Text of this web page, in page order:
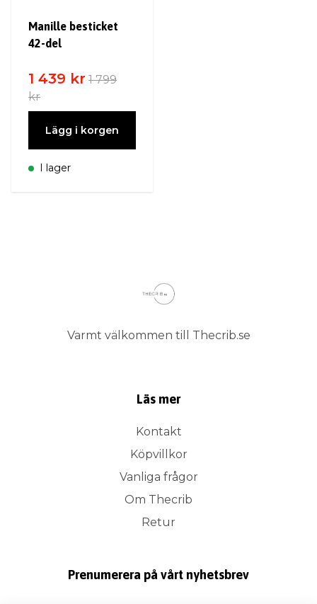
Manille besticket
42-del
1 439 kr 1 799
kr
Lägg i korgen
I lager
Varmt välkommen till Thecrib.se
Läs mer
Kontakt
Köpvillkor
Vanliga frågor
Om Thecrib
Retur
Prenumerera på vårt nyhetsbrev